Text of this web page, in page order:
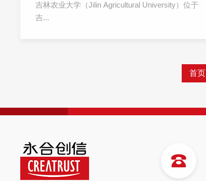
吉林农业大学（Jilin Agricultural University）位于
吉...
首页